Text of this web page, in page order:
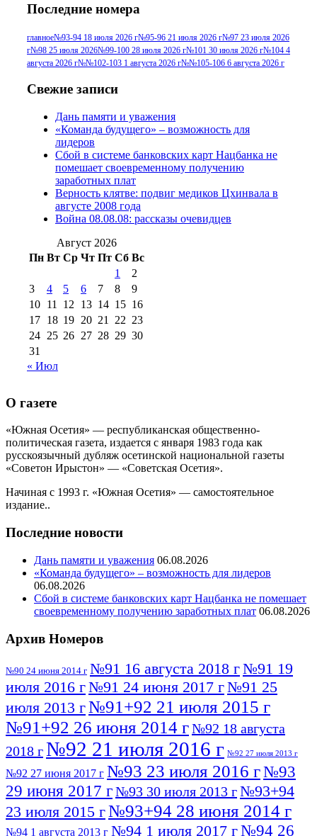
июля 2017 г(11)№96 9 августа 2012
г(13) №96 28 июля 2015 г(9) №96+97 3
июля 2014 г(10)№96+97 30 июля
июля 2017 г
2012 г(15)№97 30 июля 2015 г
(15)№98 1 августа 2015 г
августа 2016 г(10)№98 5 июля 2014 г(10)
№98 8 августа 2013 г
августа 2012 г(14)
2017 г(9)
№99 4 августа
2016 г(12) №99 8 июля 2014 г
августа 2012 г(11)
августа 2013 г
(12)
Последние номера
главное№93-94 18 июля 2026 г№95-96 21 июля 2026 г№97 23 июля 2026
г№98 25 июля 2026№99-100 28 июля 2026 г№101 30 июля 2026 г№104 4
августа 2026 г№№102-103 1 августа 2026 г№№105-106 6 августа 2026 г
Свежие записи
Дань памяти и уважения
«Команда будущего» – возможность для
лидеров
Сбой в системе банковских карт Нацбанка не
помешает своевременному получению
заработных плат
Верность клятве: подвиг медиков Цхинвала в
августе 2008 года
Война 08.08.08: рассказы очевидцев
Август 2026
Пн Вт Ср Чт Пт Сб Вс
1
2
3
4 5 6 7 8
9
10 11 12 13 14 15 16
17 18 19 20 21 22 23
24 25 26 27 28 29 30
31
« Июл
О газете
«Южная Осетия» — республиканская общественно-
политическая газета, издается с января 1983 года как
русскоязычный дубляж осетинской национальной газеты
«Советон Ирыстон» — «Советская Осетия».
Начиная с 1993 г. «Южная Осетия» — самостоятельное
издание..
Последние новости
Дань памяти и уважения 06.08.2026
«Команда будущего» – возможность для лидеров
06.08.2026
Сбой в системе банковских карт Нацбанка не помешает
своевременному получению заработных плат 06.08.2026
Архив Номеров
№90 24 июня 2014 г №91 16 августа 2018 г№91 19
июля 2016 г№91 24 июня 2017 г№91 25
июля 2013 г№91+92 21 июля 2015 г
№91+92 26 июня 2014 г№92 18 августа
2018 г№92 21 июля 2016 г №92 27 июля 2013 г
№92 27 июня 2017 г №93 23 июля 2016 г№93
29 июня 2017 г№93 30 июля 2013 г№93+94
23 июля 2015 г№93+94 28 июня 2014 г
№94 1 августа 2013 г №94 1 июля 2017 г№94 26